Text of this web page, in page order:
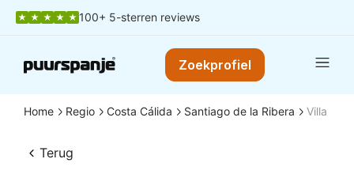
100+ 5-sterren reviews
Zoekprofiel
Home Regio Costa Cálida Santiago de la Ribera Villa in
Terug